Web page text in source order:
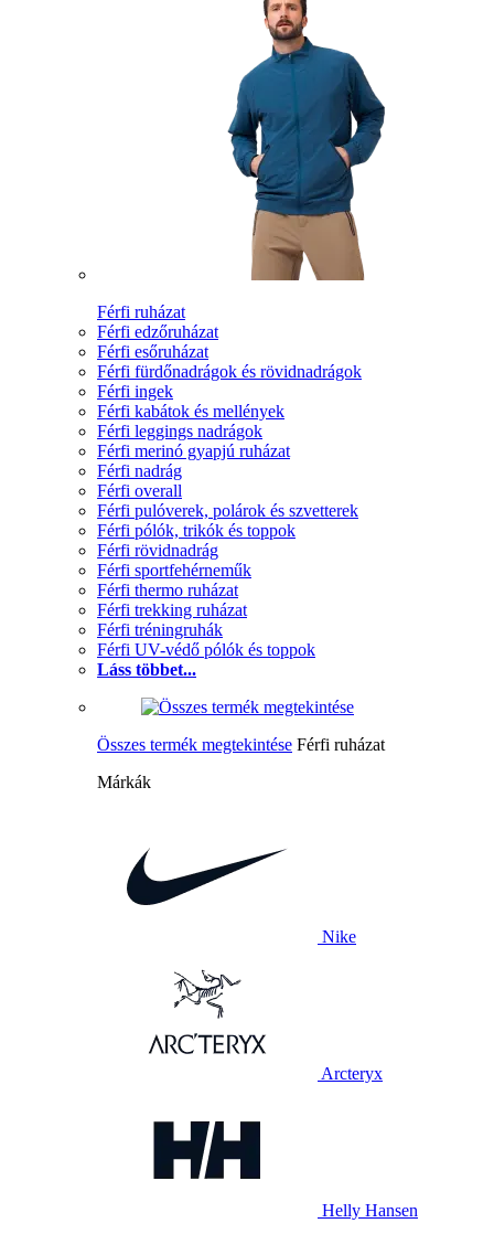
Férfi ruházat
Férfi edzőruházat
Férfi esőruházat
Férfi fürdőnadrágok és rövidnadrágok
Férfi ingek
Férfi kabátok és mellények
Férfi leggings nadrágok
Férfi merinó gyapjú ruházat
Férfi nadrág
Férfi overall
Férfi pulóverek, polárok és szvetterek
Férfi pólók, trikók és toppok
Férfi rövidnadrág
Férfi sportfehérneműk
Férfi thermo ruházat
Férfi trekking ruházat
Férfi tréningruhák
Férfi UV-védő pólók és toppok
Láss többet...
Összes termék megtekintése Férfi ruházat
Márkák
Nike
Arcteryx
Helly Hansen